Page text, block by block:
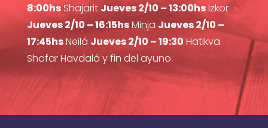
8:00hsShajarit Jueves 2/10 – 13:00hsIzkor
Jueves 2/10 – 16:15hsMinja Jueves 2/10 –
17:45hsNeilá Jueves 2/10 – 19:30 Hatikva
Shofar Havdalá y fin del ayuno.